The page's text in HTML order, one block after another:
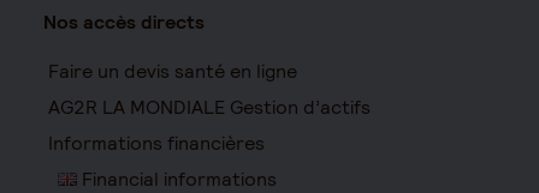
Nos accès directs
Faire un devis santé en ligne
AG2R LA MONDIALE Gestion d’actifs
Informations financières
Financial informations